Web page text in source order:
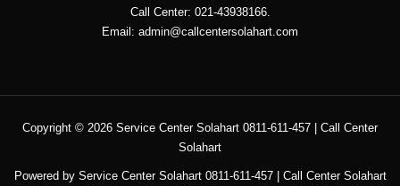
Call Center: 021-43938166.
Email: admin@callcentersolahart.com
Copyright © 2026 Service Center Solahart 0811-611-457 | Call Center
Solahart
Powered by Service Center Solahart 0811-611-457 | Call Center Solahart